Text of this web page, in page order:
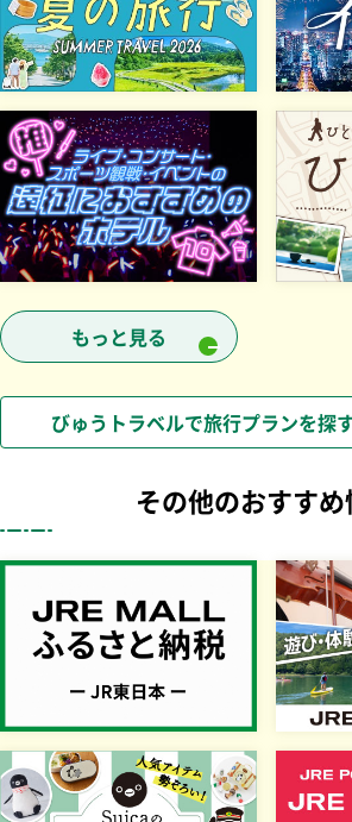
別ウインドウで開きます 別ウイ
もっと見るボタンを押すと次の情報にフォ
びゅうトラベルで旅行プランを探
その他のおすす
別ウインドウで開きます